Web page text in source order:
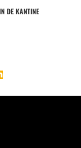
DE KANTINE